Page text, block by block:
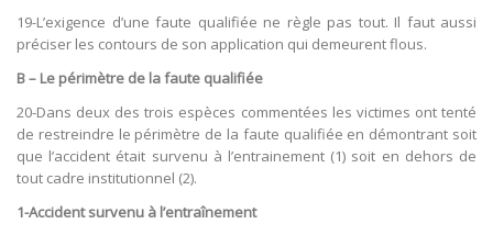
19-L’exigence d’une faute qualifiée ne règle pas tout. Il faut aussi
préciser les contours de son application qui demeurent flous.
B – Le périmètre de la faute qualifiée
20-Dans deux des trois espèces commentées les victimes ont tenté
de restreindre le périmètre de la faute qualifiée en démontrant soit
que l’accident était survenu à l’entrainement (1) soit en dehors de
tout cadre institutionnel (2).
1-Accident survenu à l’entraînement